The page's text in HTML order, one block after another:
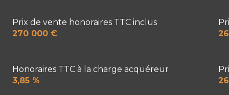
Prix de vente honoraires TTC inclus
270 000 €
Honoraires TTC à la charge acquéreur
3,85 %